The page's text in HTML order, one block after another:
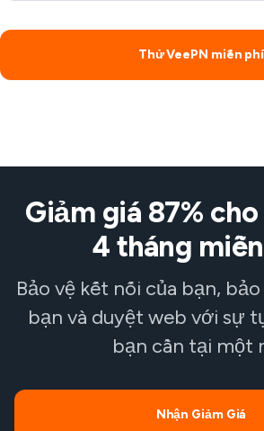
Thử VeePN miễn phí
Giảm giá 87% cho
4 tháng
Bảo vệ kết nối của bạn,
bạn và duyệt web với sự
bạn cần tại một
Nhận Giảm Giá